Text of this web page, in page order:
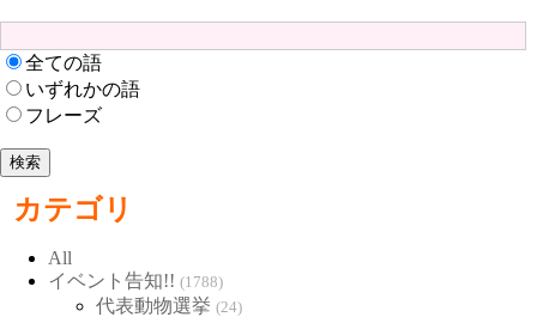
全ての語
いずれかの語
フレーズ
カテゴリ
All
イベント告知!! (1788)
代表動物選挙 (24)